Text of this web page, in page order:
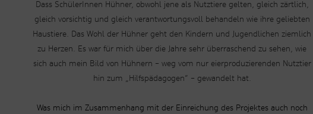
Dass SchülerInnen Hühner, obwohl jene als Nutztiere gelten, gleich zärtlich,
gleich vorsichtig und gleich verantwortungsvoll behandeln wie ihre geliebten
Haustiere. Das Wohl der Hühner geht den Kindern und Jugendlichen ziemlich
zu Herzen. Es war für mich über die Jahre sehr überraschend zu sehen, wie
sich auch mein Bild von Hühnern – weg vom nur eierproduzierenden Nutztier
hin zum „Hilfspädagogen“ – gewandelt hat.
Was mich im Zusammenhang mit der Einreichung des Projektes auch noch